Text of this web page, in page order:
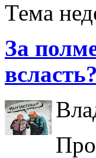
Тема
За
всласть?